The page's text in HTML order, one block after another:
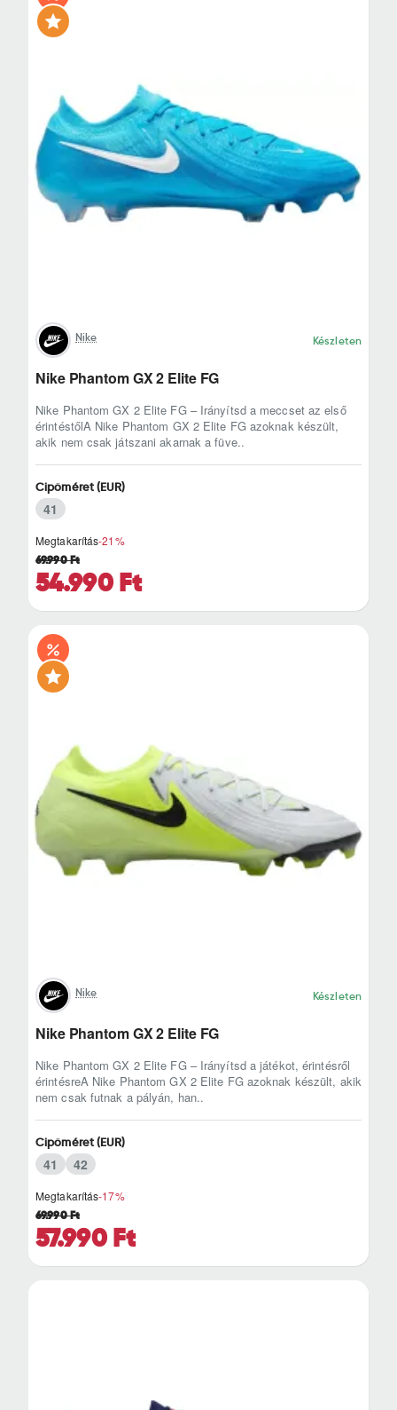
Nike Készleten
Nike Phantom GX 2 Elite FG
Nike Phantom GX 2 Elite FG – Irányítsd a meccset az első
érintéstőlA Nike Phantom GX 2 Elite FG azoknak készült,
akik nem csak játszani akarnak a füve..
Megtakarítás-21%
54.990 Ft
69.990 Ft
Cipőméret (EUR)
41
Nike Készleten
Nike Phantom GX 2 Elite FG
Nike Phantom GX 2 Elite FG – Irányítsd a játékot, érintésről
érintésreA Nike Phantom GX 2 Elite FG azoknak készült, akik
nem csak futnak a pályán, han..
Megtakarítás-17%
57.990 Ft
69.990 Ft
Cipőméret (EUR)
41 42